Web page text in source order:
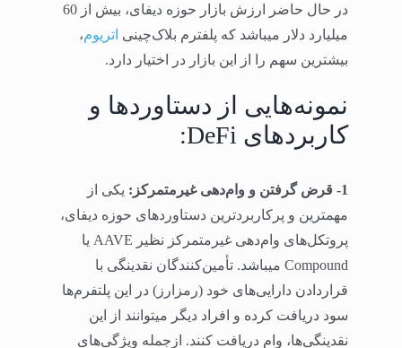
در حال حاضر ارزش بازار حوزه دیفای، بیش از 60
میلیارد دلار میباشد که پلفترم بلاک‌چینی اتریوم،
بیشترین سهم را از این بازار در اختیار دارد.
نمونه‌هایی از دستاورد‌ها و
کاربردهای DeFi:
1- قرض گرفتن و وام‌دهی غیرمتمرکز:
یکی از
مهمترین و پرکاربردترین دستاوردهای حوزه دیفای،
پروتکل‌های وام‌دهی غیرمتمرکز نظیر AAVE یا
Compound میباشد. تأمین‌کنندگان نقدینگی با
قراردادن دارایی‌های خود (رمزارز) در این پلتفرم‌ها
سود دریافت کرده و افراد دیگر میتوانند از این
نقدینگی‌ها، وام دریافت کنند. ازجمله ویژگی‌های